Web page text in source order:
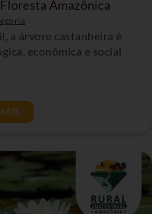
Amazônica
a árvore castanheira é
econômica e social